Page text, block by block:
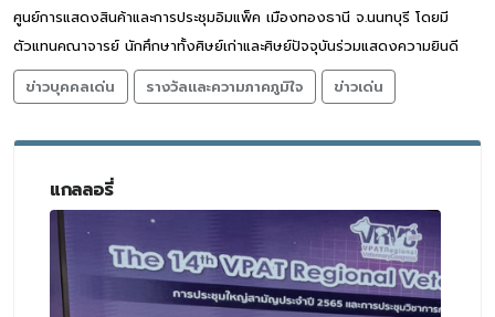
ศูนย์การแสดงสินค้าและการประชุมอิมแพ็ค เมืองทองธานี จ.นนทบุรี โดยมี
ตัวแทนคณาจารย์ นักศึกษาทั้งศิษย์เก่าและศิษย์ปัจจุบันร่วมแสดงความยินดี
ข่าวบุคคลเด่น
รางวัลและความภาคภูมิใจ ข่าวเด่น
แกลลอรี่